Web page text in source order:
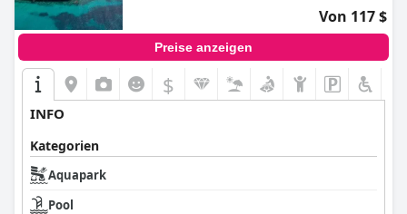
Von 117 $
Preise anzeigen
$
INFO
Kategorien
Aquapark
Pool